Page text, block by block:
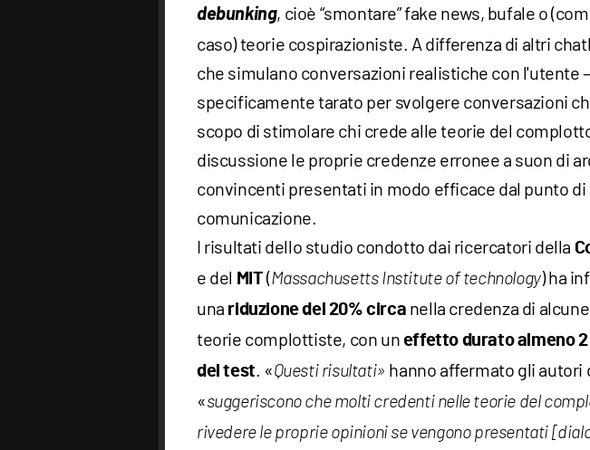
debunking, cioè “smontare” fake news, bufale o
caso) teorie cospirazioniste. A differenza di altri
che simulano conversazioni realistiche con l'utente
specificamente tarato per svolgere conversazioni
scopo di stimolare chi crede alle teorie del
discussione le proprie credenze erronee a suon di
convincenti presentati in modo efficace dal punto di
comunicazione.
I risultati dello studio condotto dai ricercatori della
e del MIT(Massachusetts Institute of technology) ha
una riduzione del 20% circa nella credenza di
teorie complottiste, con un effetto durato almeno 2
del test. «Questi risultati» hanno affermato gli autori
«suggeriscono che molti credenti nelle teorie del
rivedere le proprie opinioni se vengono presentati